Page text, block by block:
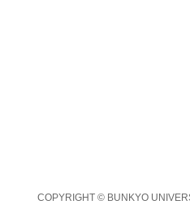
COPYRIGHT © BUNKYO